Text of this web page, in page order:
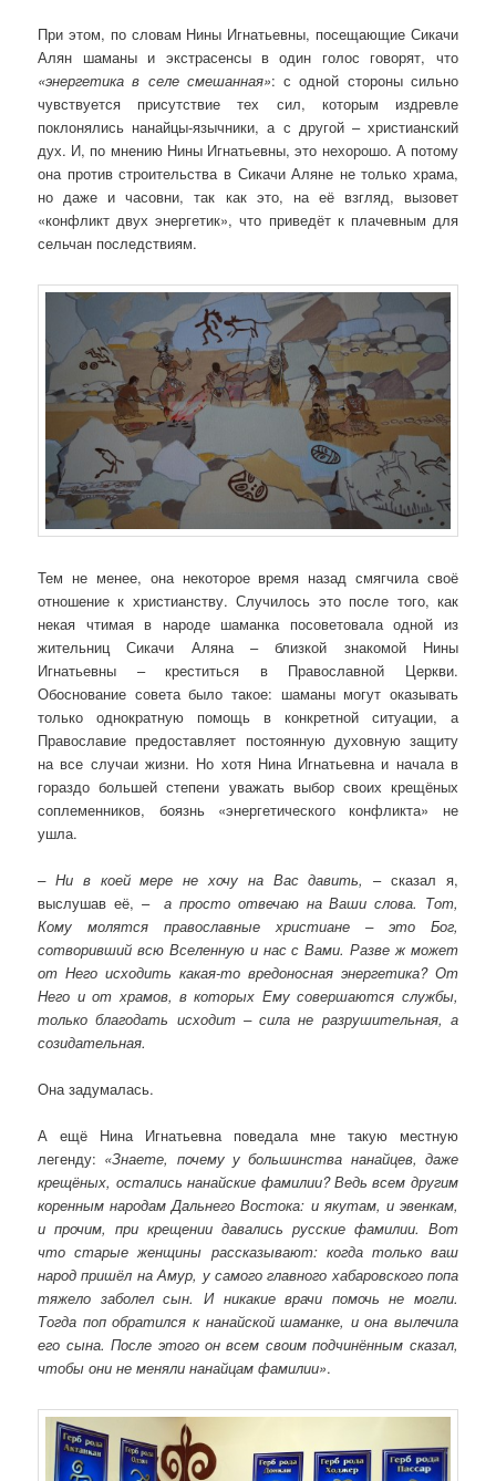
При этом, по словам Нины Игнатьевны, посещающие Сикачи
Алян шаманы и экстрасенсы в один голос говорят, что
«энергетика в селе смешанная»: с одной стороны сильно
чувствуется присутствие тех сил, которым издревле
поклонялись нанайцы-язычники, а с другой – христианский
дух. И, по мнению Нины Игнатьевны, это нехорошо. А потому
она против строительства в Сикачи Аляне не только храма,
но даже и часовни, так как это, на её взгляд, вызовет
«конфликт двух энергетик», что приведёт к плачевным для
сельчан последствиям.
Тем не менее, она некоторое время назад смягчила своё
отношение к христианству. Случилось это после того, как
некая чтимая в народе шаманка посоветовала одной из
жительниц Сикачи Аляна – близкой знакомой Нины
Игнатьевны – креститься в Православной Церкви.
Обоснование совета было такое: шаманы могут оказывать
только однократную помощь в конкретной ситуации, а
Православие предоставляет постоянную духовную защиту
на все случаи жизни. Но хотя Нина Игнатьевна и начала в
гораздо большей степени уважать выбор своих крещёных
соплеменников, боязнь «энергетического конфликта» не
ушла.
– Ни в коей мере не хочу на Вас давить,– сказал я,
выслушав её, –
а просто отвечаю на Ваши слова. Тот,
Кому молятся православные христиане – это Бог,
сотворивший всю Вселенную и нас с Вами. Разве ж может
от Него исходить какая-то вредоносная энергетика? От
Него и от храмов, в которых Ему совершаются службы,
только благодать исходит – сила не разрушительная, а
созидательная.
Она задумалась.
А ещё Нина Игнатьевна поведала мне такую местную
легенду: «Знаете, почему у большинства нанайцев, даже
крещёных, остались нанайские фамилии? Ведь всем другим
коренным народам Дальнего Востока: и якутам, и эвенкам,
и прочим, при крещении давались русские фамилии. Вот
что старые женщины рассказывают: когда только ваш
народ пришёл на Амур, у самого главного хабаровского попа
тяжело заболел сын. И никакие врачи помочь не могли.
Тогда поп обратился к нанайской шаманке, и она вылечила
его сына. После этого он всем своим подчинённым сказал,
чтобы они не меняли нанайцам фамилии».